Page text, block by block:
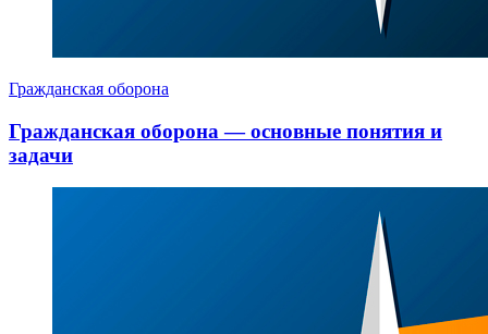
Гражданская оборона
Гражданская оборона — основные понятия и
задачи